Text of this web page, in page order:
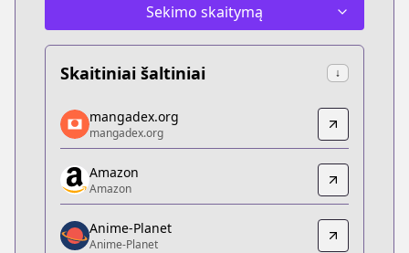
Sekimo skaitymą
Skaitiniai šaltiniai ↓
mangadex.org
mangadex.org
https://mangadex.org/title/9c5d8dd6-4dce-4f07-
Amazon
Amazon
https://www.amazon.co.jp/dp/B0755SZ9Q6
Anime-Planet
mangadex.org
mangadex.org
Amazon
Amazon
Anime-Planet
Anime-Planet